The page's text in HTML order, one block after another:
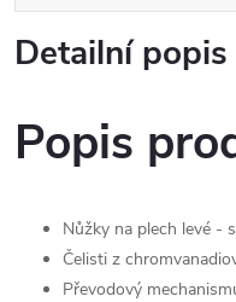
Detailní
Popis
Nůžky na plech levé -
Čelisti z
Převodový